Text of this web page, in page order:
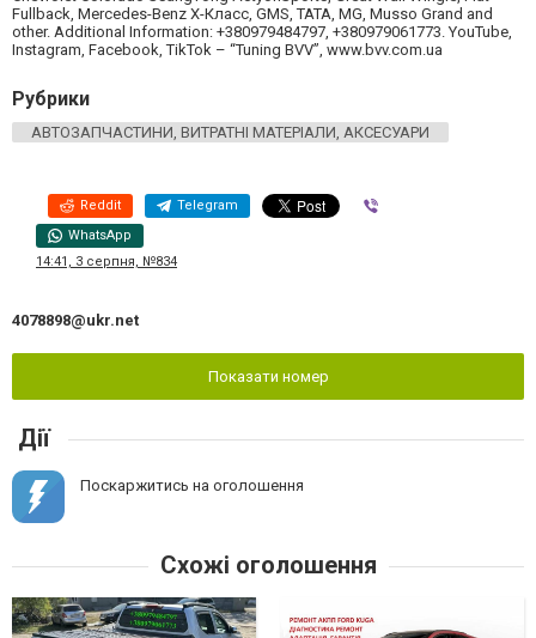
Fullback, Mercedes-Benz X-Класс, GMS, TATA, MG, Musso Grand and
other. Additional Information: +380979484797, +380979061773. YouTube,
Instagram, Facebook, TikTok – “Tuning BVV”, www.bvv.com.ua
Рубрики
АВТОЗАПЧАСТИНИ, ВИТРАТНІ МАТЕРІАЛИ, АКСЕСУАРИ
Reddit Telegram
WhatsApp
14:41, 3 серпня, №834
4078898@ukr.net
Показати номер
Дії
Поскаржитись на оголошення
Схожі оголошення